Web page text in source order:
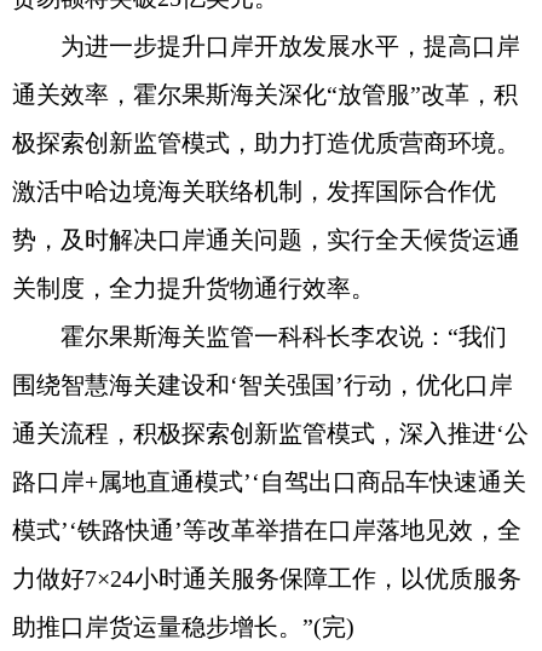
为进一步提升口岸开放发展水平，提高口岸
通关效率，霍尔果斯海关深化“放管服”改革，积
极探索创新监管模式，助力打造优质营商环境。
激活中哈边境海关联络机制，发挥国际合作优
势，及时解决口岸通关问题，实行全天候货运通
关制度，全力提升货物通行效率。
霍尔果斯海关监管一科科长李农说：“我们
围绕智慧海关建设和‘智关强国’行动，优化口岸
通关流程，积极探索创新监管模式，深入推进‘公
路口岸+属地直通模式’‘自驾出口商品车快速通关
模式’‘铁路快通’等改革举措在口岸落地见效，全
力做好7×24小时通关服务保障工作，以优质服务
助推口岸货运量稳步增长。”(完)